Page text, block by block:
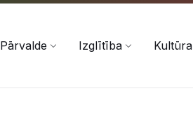
Pārvalde Izglītība Kultūra